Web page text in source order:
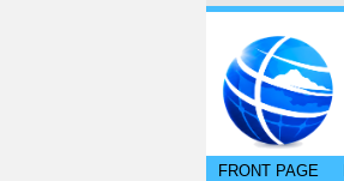
FRONT PAGE